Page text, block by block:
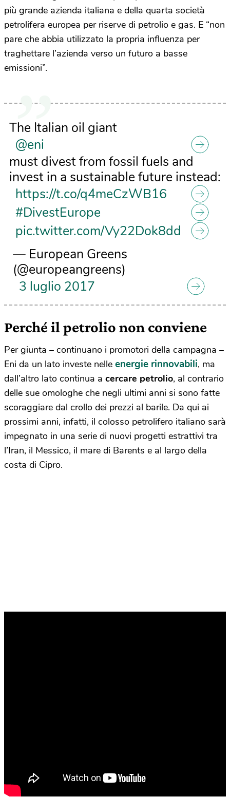
più grande azienda italiana e della quarta società
petrolifera europea per riserve di petrolio e gas. E “non
pare che abbia utilizzato la propria influenza per
traghettare l’azienda verso un futuro a basse
emissioni”.
The Italian oil giant
@eni
must divest from fossil fuels and
invest in a sustainable future instead:
https://t.co/q4meCzWB16
#DivestEurope
pic.twitter.com/Vy22Dok8dd
— European Greens
(@europeangreens)
3 luglio 2017
Perché il petrolio non conviene
Per giunta – continuano i promotori della campagna –
Eni da un lato investe nelle energie rinnovabili, ma
dall’altro lato continua a cercare petrolio, al contrario
delle sue omologhe che negli ultimi anni si sono fatte
scoraggiare dal crollo dei prezzi al barile. Da qui ai
prossimi anni, infatti, il colosso petrolifero italiano sarà
impegnato in una serie di nuovi progetti estrattivi tra
l’Iran, il Messico, il mare di Barents e al largo della
costa di Cipro.